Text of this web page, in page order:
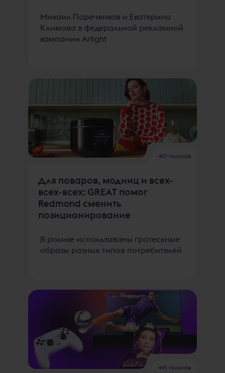
Михаил Пореченков и Екатерина
Климова в федеральной рекламной
кампании Arlight
457голосов
Для поваров, модниц и всех-
всех-всех: GREAT помог
Redmond сменить
позиционирование
В ролике использованы гротескные
образы разных типов потребителей
445 голосов